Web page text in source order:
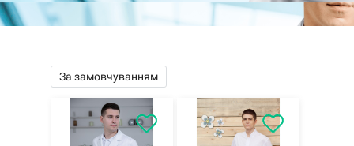
За замовчуванням